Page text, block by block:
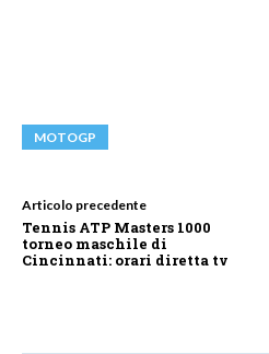
MOTOGP
Articolo precedente
Tennis ATP Masters 1000
torneo maschile di
Cincinnati: orari diretta tv